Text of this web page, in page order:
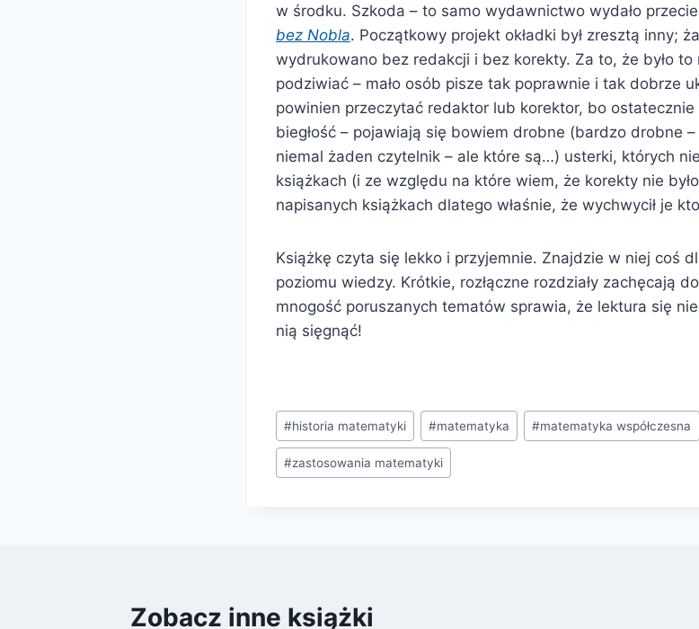
w środku. Szkoda – to samo wydawnictwo wydało
bez Nobla. Początkowy projekt okładki był zresztą inny;
wydrukowano bez redakcji i bez korekty. Za to, że było
podziwiać – mało osób pisze tak poprawnie i tak dobrze
powinien przeczytać redaktor lub korektor, bo
biegłość – pojawiają się bowiem drobne (bardzo drobne
niemal żaden czytelnik – ale które są…) usterki, których
książkach (i ze względu na które wiem, że korekty nie
napisanych książkach dlatego właśnie, że wychwycił je
Książkę czyta się lekko i przyjemnie. Znajdzie w niej coś
poziomu wiedzy. Krótkie, rozłączne rozdziały zachęcają
mnogość poruszanych tematów sprawia, że lektura się
nią sięgnąć!
Tagi
wpisu:
#historia matematyki #matematyka #matematyka współczesna
#zastosowania matematyki
Zobacz inne książki